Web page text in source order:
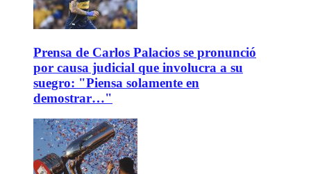
Prensa de Carlos Palacios se pronunció
por causa judicial que involucra a su
suegro: "Piensa solamente en
demostrar…"